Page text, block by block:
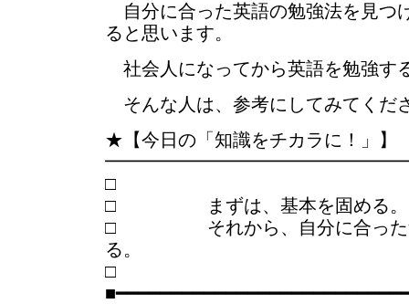
自分に合った英語の勉強法を見つ
ると思います。
社会人になってから英語を勉強す
そんな人は、参考にしてみてくだ
★【今日の「知識をチカラに！」】
□ まずは、基本を固める。
□ それから、自分に合った勉
る。